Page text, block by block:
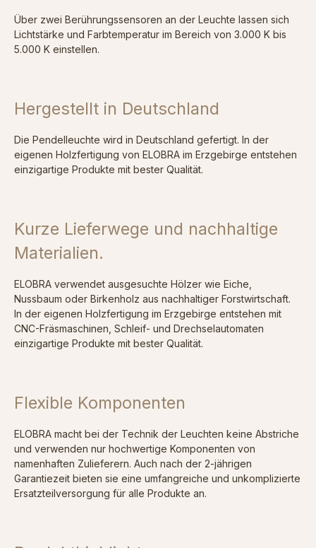
Über zwei Berührungssensoren an der Leuchte lassen sich
Lichtstärke und Farbtemperatur im Bereich von 3.000 K bis
5.000 K einstellen.
Hergestellt in Deutschland
Die Pendelleuchte wird in Deutschland gefertigt. In der
eigenen Holzfertigung von ELOBRA im Erzgebirge entstehen
einzigartige Produkte mit bester Qualität.
Kurze Lieferwege und nachhaltige
Materialien.
ELOBRA verwendet ausgesuchte Hölzer wie Eiche,
Nussbaum oder Birkenholz aus nachhaltiger Forstwirtschaft.
In der eigenen Holzfertigung im Erzgebirge entstehen mit
CNC-Fräsmaschinen, Schleif- und Drechselautomaten
einzigartige Produkte mit bester Qualität.
Flexible Komponenten
ELOBRA macht bei der Technik der Leuchten keine Abstriche
und verwenden nur hochwertige Komponenten von
namenhaften Zulieferern. Auch nach der 2-jährigen
Garantiezeit bieten sie eine umfangreiche und unkomplizierte
Ersatzteilversorgung für alle Produkte an.